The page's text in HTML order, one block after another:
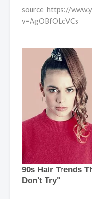
source :https://
v=AgOBfOLcVCs